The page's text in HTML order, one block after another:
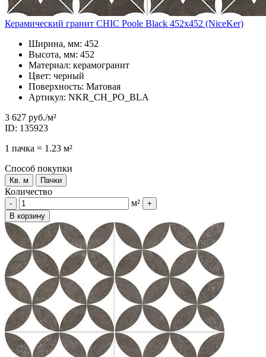
Керамический гранит CHIC Poole Black 452x452 (NiceKer)
Ширина, мм: 452
Высота, мм: 452
Материал: керамогранит
Цвет: черный
Поверхность: Матовая
Артикул: NKR_CH_PO_BLA
3 627 руб./м²
ID: 135923
1 пачка = 1.23 м²
Способ покупки
Кв. м Пачки
Количество
- м²
+
В корзину